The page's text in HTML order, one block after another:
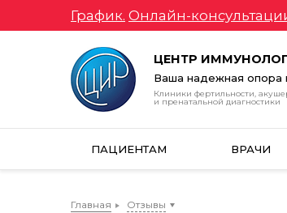
График. Онлайн-
ЦЕНТР
Ваша надежная опора
Клиники фертильности,
и пренатальной диагностики
ПАЦИЕНТАМ ВРАЧИ
Главная Отзывы